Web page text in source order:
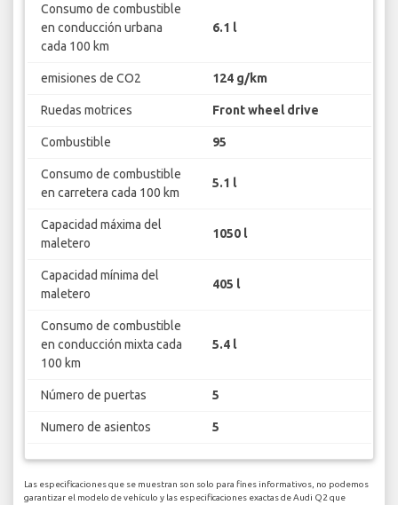
Consumo de combustible
en conducción urbana
cada 100 km
6.1 l
emisiones de CO2 124 g/km
Ruedas motrices Front wheel drive
Combustible 95
Consumo de combustible
en carretera cada 100 km
5.1 l
Capacidad máxima del
maletero
1050 l
Capacidad mínima del
maletero
405 l
Consumo de combustible
en conducción mixta cada
100 km
5.4 l
Número de puertas 5
Numero de asientos 5
Las especificaciones que se muestran son solo para fines informativos, no podemos
garantizar el modelo de vehículo y las especificaciones exactas de Audi Q2 que